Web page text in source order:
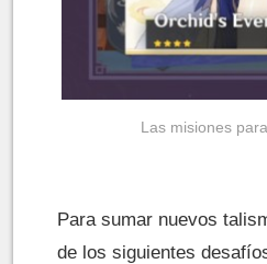
Las misiones
Para sumar nuevos
de los siguientes